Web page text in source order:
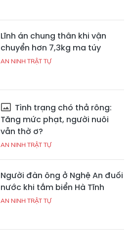
Lĩnh án chung thân khi vận
chuyển hơn 7,3kg ma túy
AN NINH TRẬT TỰ
Tình trạng chó thả rông:
Tăng mức phạt, người nuôi
vẫn thờ ơ?
AN NINH TRẬT TỰ
Người đàn ông ở Nghệ An đuối
nước khi tắm biển Hà Tĩnh
AN NINH TRẬT TỰ